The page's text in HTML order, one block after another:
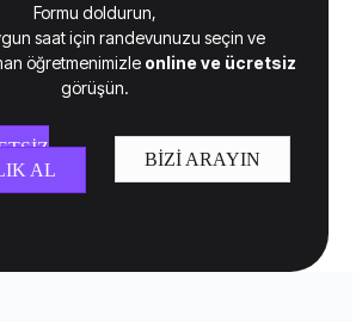
Formu doldurun,
saat için randevunuzu seçin ve
öğretmenimizle online ve ücretsiz
görüşün.
AL
BIZI ARAYIN